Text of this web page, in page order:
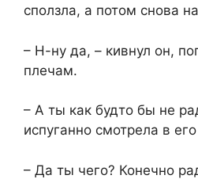
сползла, а потом снова
– Н-ну да, – кивнул он,
плечам.
– А ты как будто бы не
испуганно смотрела в его
– Да ты чего? Конечно